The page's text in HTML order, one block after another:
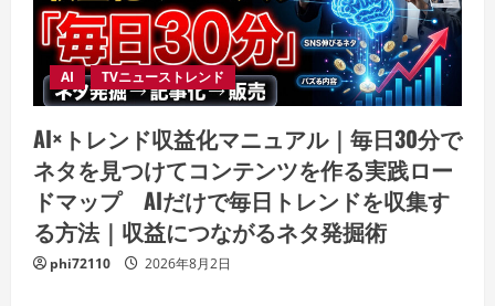
AI TVニューストレンド
AI×トレンド収益化マニュアル｜毎日30分で
ネタを見つけてコンテンツを作る実践ロー
ドマップ AIだけで毎日トレンドを収集す
る方法｜収益につながるネタ発掘術
phi72110 2026年8月2日